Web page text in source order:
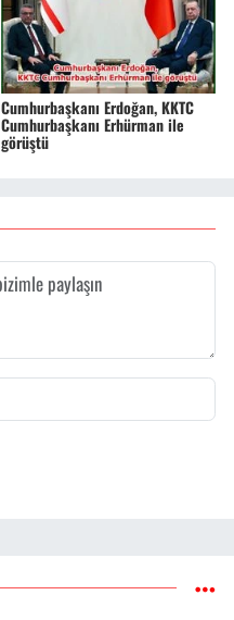
Cumhurbaşkanı Erdoğan, KKTC
Cumhurbaşkanı Erhürman ile
görüştü